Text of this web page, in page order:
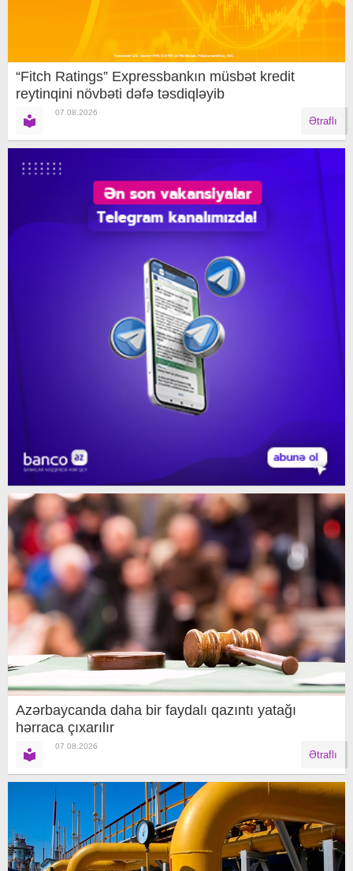
“Fitch Ratings” Expressbankın müsbət kredit
reytinqini növbəti dəfə təsdiqləyib
07.08.2026
Ətraflı
Azərbaycanda daha bir faydalı qazıntı yatağı
hərraca çıxarılır
07.08.2026
Ətraflı